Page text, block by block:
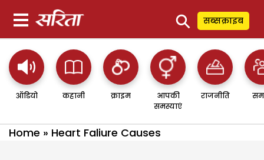
⚲ सब्सक्राइब
ऑडियो कहानी क्राइम
आपकी
समस्याएं
राजनीति
Home » Heart Faliure Causes